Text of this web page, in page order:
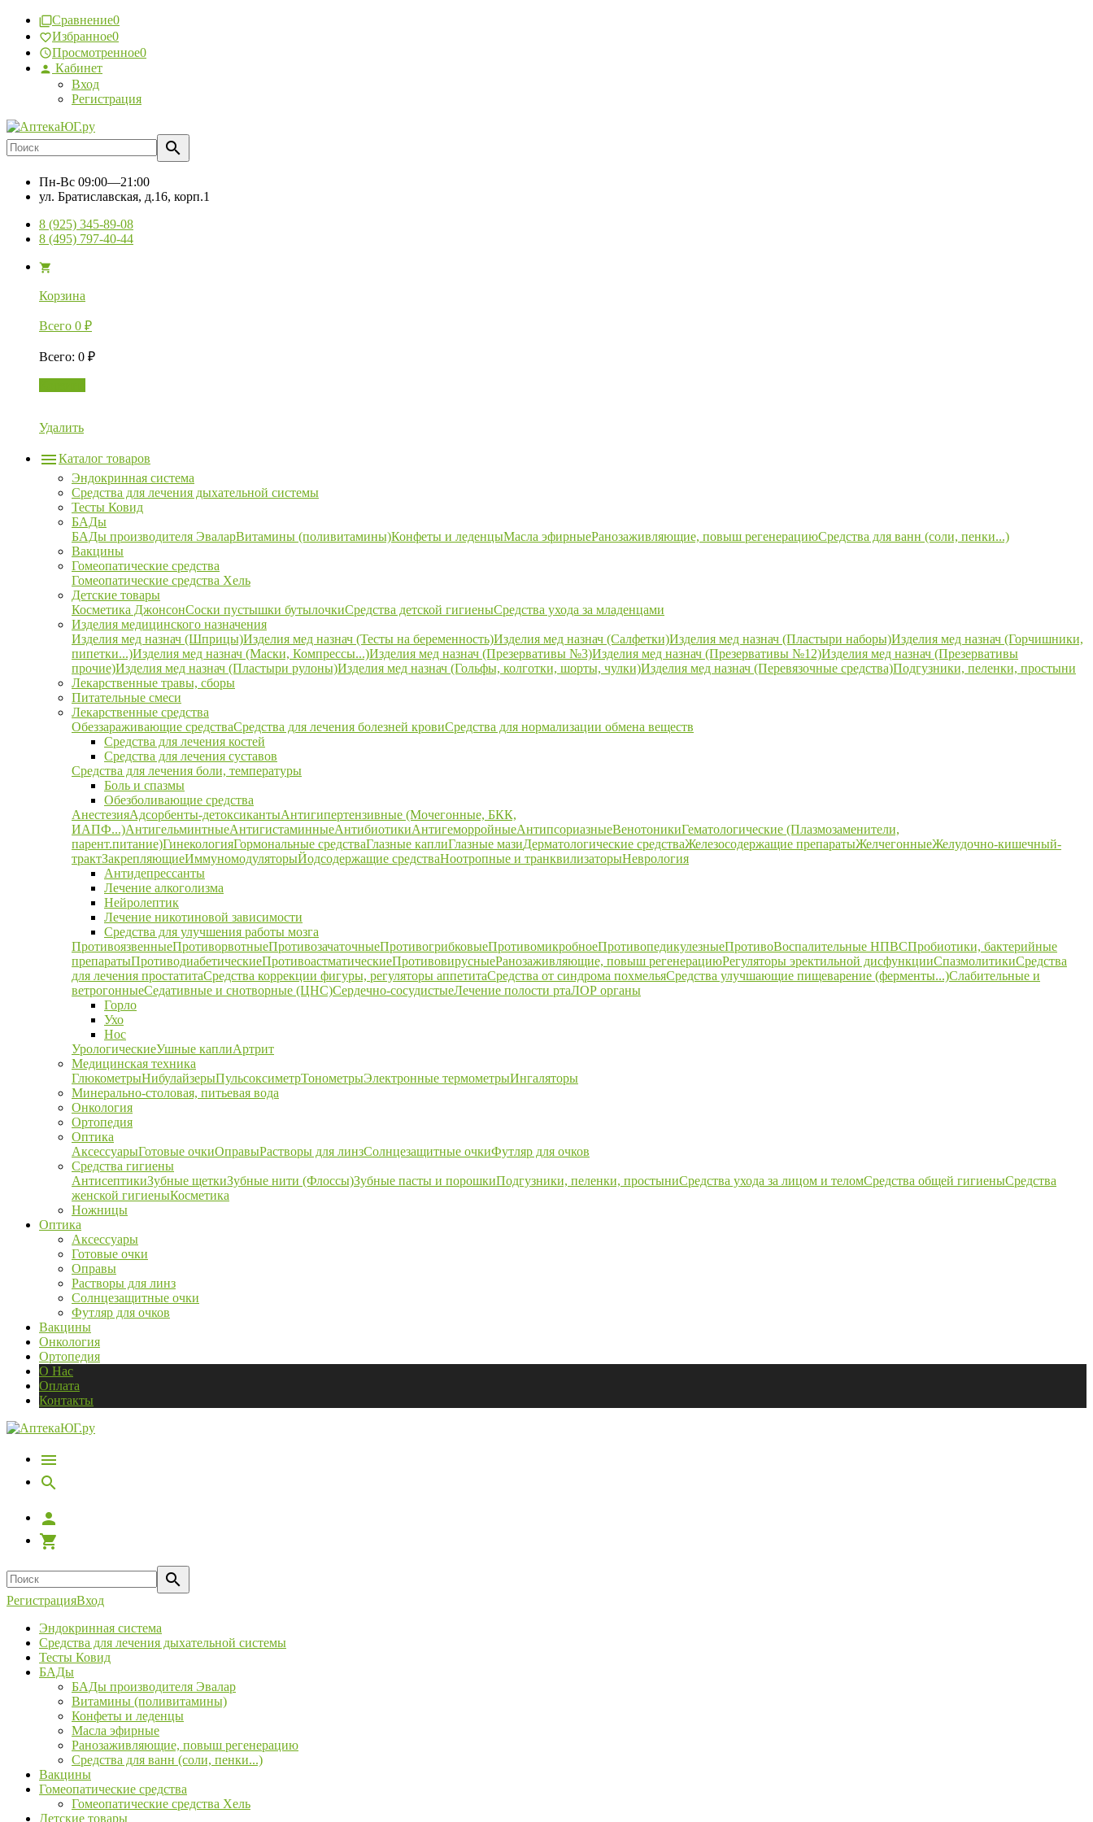
Сравнение0
Избранное0
Просмотренное0
Кабинет
Вход
Регистрация
Пн-Вс 09:00—21:00
ул. Братиславская, д.16, корп.1
8 (925) 345-89-08
8 (495) 797-40-44
Корзина
Всего 0 ₽
Всего: 0 ₽
Удалить
Каталог товаров
Эндокринная система
Средства для лечения дыхательной системы
Тесты Ковид
БАДы
БАДы производителя ЭваларВитамины (поливитамины)Конфеты и леденцыМасла эфирныеРанозаживляющие, повыш регенерациюСредства для ванн (соли, пенки...)
Вакцины
Гомеопатические средства
Гомеопатические средства Хель
Детские товары
Косметика ДжонсонСоски пустышки бутылочкиСредства детской гигиеныСредства ухода за младенцами
Изделия медицинского назначения
Изделия мед назнач (Шприцы)Изделия мед назнач (Тесты на беременность)Изделия мед назнач (Салфетки)Изделия мед назнач (Пластыри наборы)Изделия мед назнач (Горчишники,
пипетки...)Изделия мед назнач (Маски, Компрессы...)Изделия мед назнач (Презервативы №3)Изделия мед назнач (Презервативы №12)Изделия мед назнач (Презервативы
прочие)Изделия мед назнач (Пластыри рулоны)Изделия мед назнач (Гольфы, колготки, шорты, чулки)Изделия мед назнач (Перевязочные средства)Подгузники, пеленки, простыни
Лекарственные травы, сборы
Питательные смеси
Лекарственные средства
Обеззараживающие средстваСредства для лечения болезней кровиСредства для нормализации обмена веществ
Средства для лечения костей
Средства для лечения суставов
Средства для лечения боли, температуры
Боль и спазмы
Обезболивающие средства
АнестезияАдсорбенты-детоксикантыАнтигипертензивные (Мочегонные, БКК,
ИАПФ...)АнтигельминтныеАнтигистаминныеАнтибиотикиАнтигеморройныеАнтипсориазныеВенотоникиГематологические (Плазмозаменители,
парент.питание)ГинекологияГормональные средстваГлазные каплиГлазные мазиДерматологические средстваЖелезосодержащие препаратыЖелчегонныеЖелудочно-кишечный-
трактЗакрепляющиеИммуномодуляторыЙодсодержащие средстваНоотропные и транквилизаторыНеврология
Антидепрессанты
Лечение алкоголизма
Нейролептик
Лечение никотиновой зависимости
Средства для улучшения работы мозга
ПротивоязвенныеПротиворвотныеПротивозачаточныеПротивогрибковыеПротивомикробноеПротивопедикулезныеПротивоВоспалительные НПВСПробиотики, бактерийные
препаратыПротиводиабетическиеПротивоастматическиеПротивовирусныеРанозаживляющие, повыш регенерациюРегуляторы эректильной дисфункцииСпазмолитикиСредства
для лечения простатитаСредства коррекции фигуры, регуляторы аппетитаСредства от синдрома похмельяСредства улучшающие пищеварение (ферменты...)Слабительные и
ветрогонныеСедативные и снотворные (ЦНС)Сердечно-сосудистыеЛечение полости ртаЛОР органы
Горло
Ухо
Нос
УрологическиеУшные каплиАртрит
Медицинская техника
ГлюкометрыНибулайзерыПульсоксиметрТонометрыЭлектронные термометрыИнгаляторы
Минерально-столовая, питьевая вода
Онкология
Ортопедия
Оптика
АксессуарыГотовые очкиОправыРастворы для линзСолнцезащитные очкиФутляр для очков
Средства гигиены
АнтисептикиЗубные щеткиЗубные нити (Флоссы)Зубные пасты и порошкиПодгузники, пеленки, простыниСредства ухода за лицом и теломСредства общей гигиеныСредства
женской гигиеныКосметика
Ножницы
Оптика
Аксессуары
Готовые очки
Оправы
Растворы для линз
Солнцезащитные очки
Футляр для очков
Вакцины
Онкология
Ортопедия
О Нас
Оплата
Контакты
РегистрацияВход
Эндокринная система
Средства для лечения дыхательной системы
Тесты Ковид
БАДы
БАДы производителя Эвалар
Витамины (поливитамины)
Конфеты и леденцы
Масла эфирные
Ранозаживляющие, повыш регенерацию
Средства для ванн (соли, пенки...)
Вакцины
Гомеопатические средства
Гомеопатические средства Хель
Детские товары